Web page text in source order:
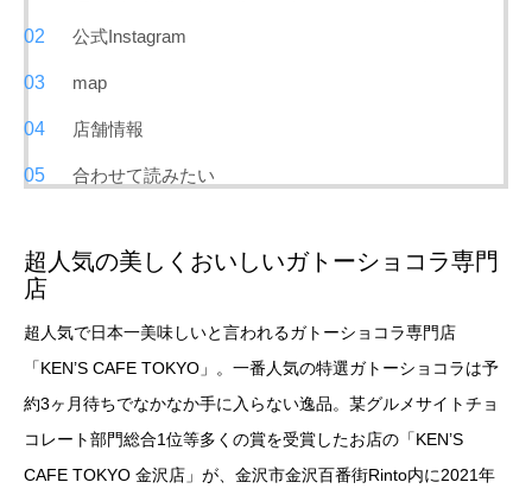
公式Instagram
map
店舗情報
合わせて読みたい
超人気の美しくおいしいガトーショコラ専門
店
超人気で日本一美味しいと言われるガトーショコラ専門店
「KEN’S CAFE TOKYO」。一番人気の特選ガトーショコラは予
約3ヶ月待ちでなかなか手に入らない逸品。某グルメサイトチョ
コレート部門総合1位等多くの賞を受賞したお店の「KEN’S
CAFE TOKYO 金沢店」が、金沢市金沢百番街Rinto内に2021年